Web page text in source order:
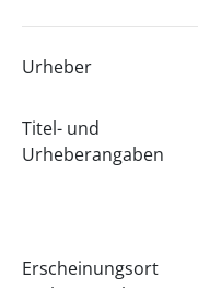
Urheber
Titel- und
Urheberangaben
Erscheinungsort